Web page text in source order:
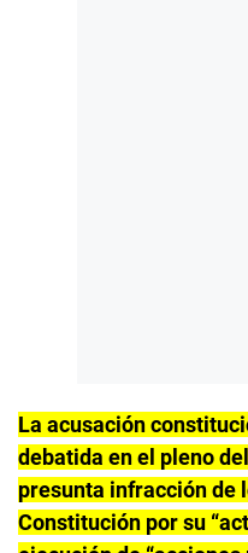
La acusación
debatida en el pleno
presunta infracción de
Constitución por su